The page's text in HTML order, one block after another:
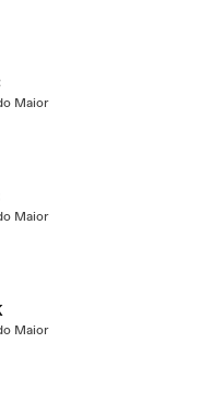
Maior
Maior
Maior